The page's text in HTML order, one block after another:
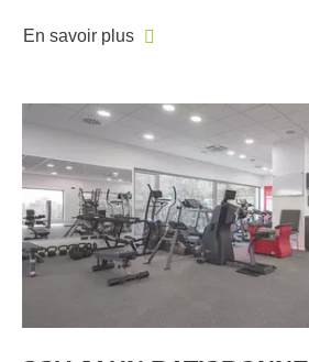
En savoir plus